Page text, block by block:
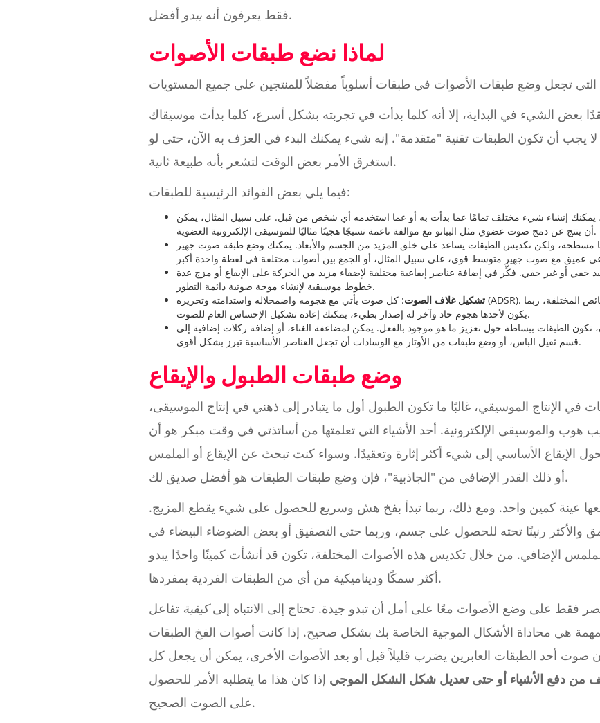
فقط يعرفون أنه يبدو أفضل.
لماذا نضع طبقات الأصوات
بعض الشيء في البداية، إلا أنه كلما بدأت في تجربته بشكل أسرع، كلما بدأت موسيقاك
لا يجب أن تكون الطبقات تقنية "متقدمة". إنه شيء يمكنك البدء في العزف به الآن، حتى لو
استغرق الأمر بعض الوقت لتشعر بأنه طبيعة ثانية.
فيما يلي بعض الفوائد الرئيسية للطبقات:
يمكنك إنشاء شيء مختلف تمامًا عما بدأت به أو عما استخدمه أي شخص من قبل. على سبيل المثال، يمكن
أن ينتج عن دمج صوت عضوي مثل البيانو مع موالفة ناعمة نسيجًا هجينًا مثاليًا للموسيقى الإلكترونية العضوية.
مسطحة، ولكن تكديس الطبقات يساعد على خلق المزيد من الجسم والأبعاد. يمكنك وضع طبقة صوت جهير
خفي أو غير خفي. فكِّر في إضافة عناصر إيقاعية مختلفة لإضفاء مزيد من الحركة على الإيقاع أو مزج عدة
خطوط موسيقية لإنشاء موجة صوتية دائمة التطور.
تشكيل غلاف الصوت: كل صوت يأتي مع هجومه واضمحلاله واستدامته وتحريره (ADSR). عندما تضع طبقات من الأصوات ذات الخصائص المختلفة، ربما
يكون لأحدها هجوم حاد وآخر له إصدار بطيء، يمكنك إعادة تشكيل الإحساس العام للصوت.
تكون الطبقات ببساطة حول تعزيز ما هو موجود بالفعل. يمكن لمضاعفة الغناء، أو إضافة ركلات إضافية إلى
قسم ثقيل الباس، أو وضع طبقات من الأوتار مع الوسادات أن تجعل العناصر الأساسية تبرز بشكل أقوى.
وضع طبقات الطبول والإيقاع
في الإنتاج الموسيقي، غالبًا ما تكون الطبول أول ما يتبادر إلى ذهني في إنتاج الموسيقى،
هوب والموسيقى الإلكترونية. أحد الأشياء التي تعلمتها من أساتذتي في وقت مبكر هو أن
الأساسي إلى شيء أكثر إثارة وتعقيدًا. وسواء كنت تبحث عن الإيقاع أو الملمس
أو ذلك القدر الإضافي من "الجاذبية"، فإن وضع طبقات الطبقات هو أفضل صديق لك.
عينة كمين واحد. ومع ذلك، ربما تبدأ بفخ هش وسريع للحصول على شيء يقطع المزيج.
والأكثر رنينًا تحته للحصول على جسم، وربما حتى التصفيق أو بعض الضوضاء البيضاء في
الإضافي. من خلال تكديس هذه الأصوات المختلفة، تكون قد أنشأت كمينًا واحدًا يبدو
أكثر سمكًا وديناميكية من أي من الطبقات الفردية بمفردها.
فقط على وضع الأصوات معًا على أمل أن تبدو جيدة. تحتاج إلى الانتباه إلىكيفية تفاعل
هي محاذاة الأشكال الموجية الخاصة بك بشكل صحيح. إذا كانت أصوات الفخ الطبقات
صوت أحد الطبقات العابرين يضرب قليلاً قبل أو بعد الأصوات الأخرى، يمكن أن يجعل كل
من دفع الأشياء أو حتى تعديل شكل الشكل الموجي إذا كان هذا ما يتطلبه الأمر للحصول
على الصوت الصحيح.